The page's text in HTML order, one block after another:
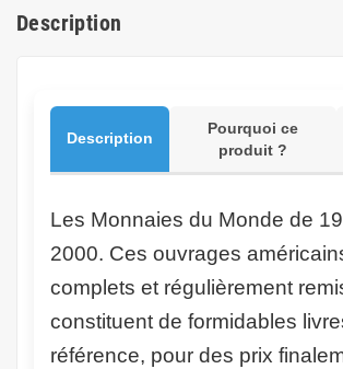
Description
Description
Pourquoi ce
produit ?
Les Monnaies du Monde de
2000. Ces ouvrages
complets et régulièrement
constituent de formidables
référence, pour des prix